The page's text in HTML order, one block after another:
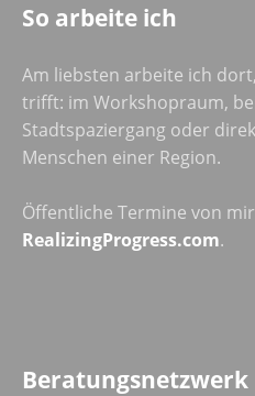
So arbeite ich
Am liebsten arbeite ich
trifft: im Workshopraum,
Stadtspaziergang oder
Menschen einer Region.
Öffentliche Termine von
RealizingProgress.com.
Beratungsnetzwerk